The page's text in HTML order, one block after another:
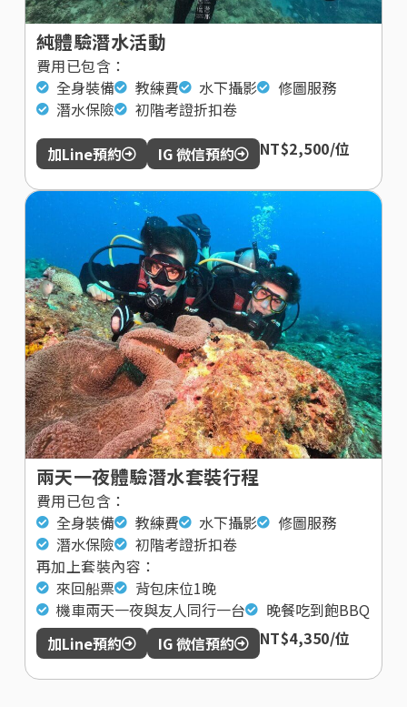
純體驗潛水活動
費用已包含：
全身裝備
教練費 水下攝影
修圖服務
潛水保險
初階考證折扣卷
加Line預約 IG 微信預約 NT$2,500/位
兩天一夜體驗潛水套裝行程
費用已包含：
全身裝備
教練費 水下攝影
修圖服務
潛水保險
初階考證折扣卷
再加上套裝內容：
來回船票
背包床位1晚
機車兩天一夜與友人同行一台
晚餐吃到飽BBQ
加Line預約
IG 微信預約 NT$4,350/位